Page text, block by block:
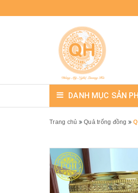
DANH MỤC SẢN
Trang chủ Quả trống đồng